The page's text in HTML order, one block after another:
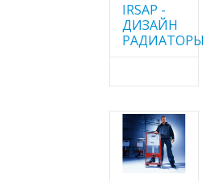
IRSAP -
ДИЗАЙН
РАДИАТОРЫ